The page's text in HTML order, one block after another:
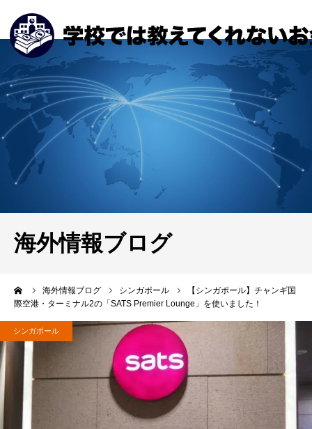
海外情報ブログ
海外情報ブログ シンガポール
【シンガポール】チャンギ国
際空港・ターミナル2の「SATS Premier Lounge」を使いました！
シンガポール